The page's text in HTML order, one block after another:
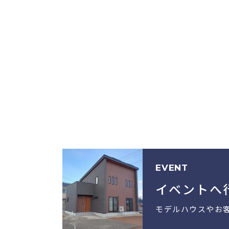
EVENT
イベントへ
モデルハウスやお